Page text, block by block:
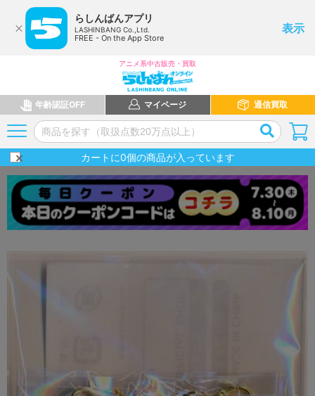
らしんばんアプリ
LASHINBANG Co.,Ltd.
FREE - On the App Store
表示
アニメ系中古販売・買取
年齢認証OFF マイページ 通信買取
カートに0個の商品が入っています